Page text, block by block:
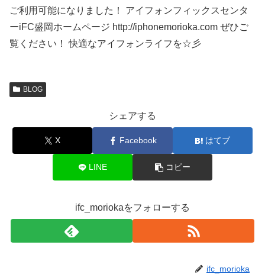
ご利用可能になりました！ アイフォンフィックスセンタ
ーiFC盛岡ホームページ http://iphonemorioka.com ぜひご
覧ください！ 快適なアイフォンライフを☆彡
BLOG
シェアする
X Facebook はてブ
LINE コピー
ifc_moriokaをフォローする
ifc_morioka